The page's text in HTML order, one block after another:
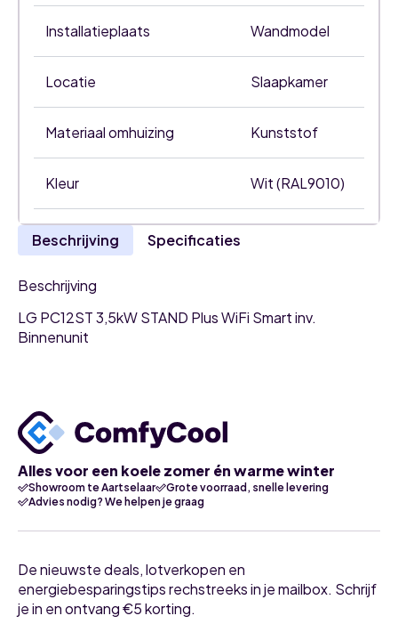
Installatieplaats Wandmodel
Locatie Slaapkamer
Materiaal omhuizing Kunststof
Kleur Wit (RAL9010)
Beschrijving Specificaties
Beschrijving
LG PC12ST 3,5kW STAND Plus WiFi Smart inv.
Binnenunit
Alles voor een koele zomer én warme winter
Showroom te Aartselaar
Grote voorraad, snelle levering
Advies nodig? We helpen je graag
De nieuwste deals, lotverkopen en
energiebesparingstips rechstreeks in je mailbox. Schrijf
je in en ontvang €5 korting.